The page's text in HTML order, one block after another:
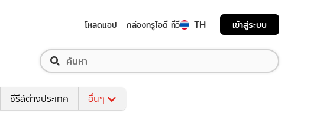
โหลดแอป กล่องทรูไอดี ทีวี TH เข้าสู่ระบบ
ซีรีส์ต่างประเทศ อื่นๆ